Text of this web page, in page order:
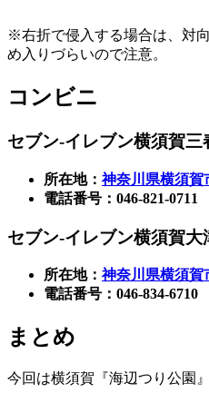
※右折で侵入する場合は、対
め入りづらいので注意。
コンビニ
セブン-イレブン横須賀三
所在地：神奈川県横須賀
電話番号：046-821-0711
セブン-イレブン横須賀大
所在地：神奈川県横須賀
電話番号：046-834-6710
まとめ
今回は横須賀『海辺つり公園